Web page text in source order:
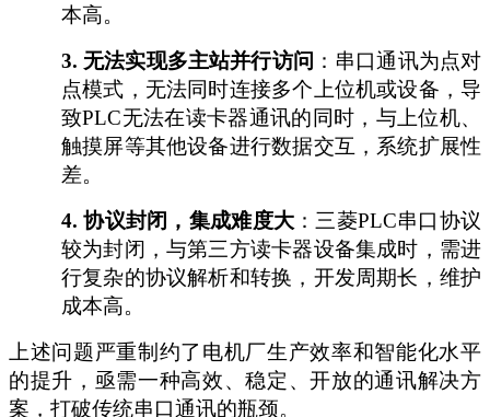
本高。
3. 无法实现多主站并行访问 ：串口通讯为点对
点模式，无法同时连接多个上位机或设备，导
致PLC无法在读卡器通讯的同时，与上位机、
触摸屏等其他设备进行数据交互，系统扩展性
差。
4.协议封闭，集成难度大 ：三菱PLC串口协议
较为封闭，与第三方读卡器设备集成时，需进
行复杂的协议解析和转换，开发周期长，维护
成本高。
上述问题严重制约了电机厂生产效率和智能化水平
的提升，亟需一种高效、稳定、开放的通讯解决方
案，打破传统串口通讯的瓶颈。